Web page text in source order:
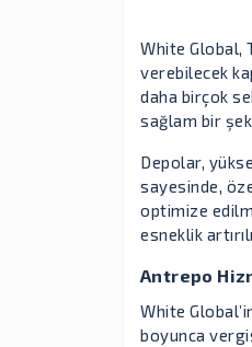
White Global,
verebilecek
daha birçok
sağlam bir
Depolar,
sayesinde,
optimize
esneklik
Antrepo
White
boyunca